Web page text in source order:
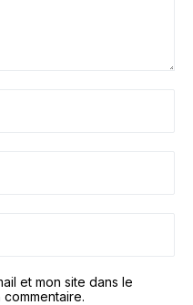
et mon site dans le